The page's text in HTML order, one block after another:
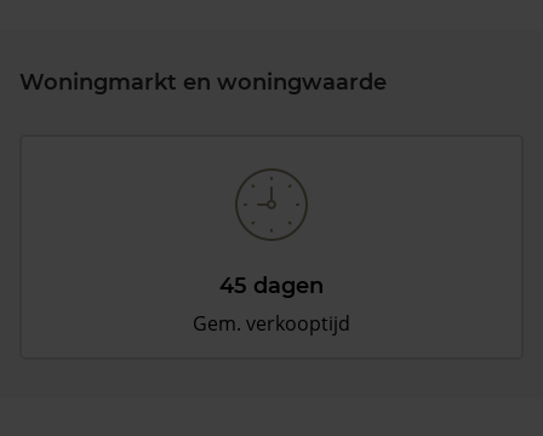
Woningmarkt en woningwaarde
45 dagen
Gem. verkooptijd